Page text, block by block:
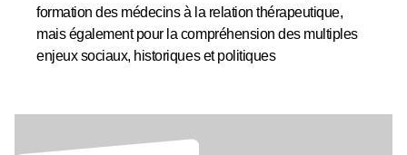
formation des médecins à la relation thérapeutique,
mais également pour la compréhension des multiples
enjeux sociaux, historiques et politiques